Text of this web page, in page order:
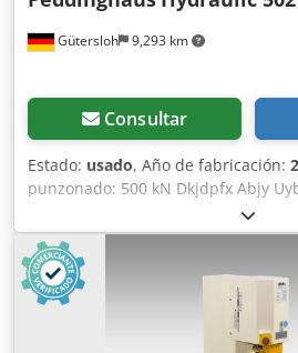
Gütersloh 9,293 km
Consultar
Estado: usado, Año de fabricación:
punzonado: 500 kN Dkjdpfx Abjy
ejemplo, un agujero de 20 mm en
mesa de apoyo WBL con topes
mediante pedal Surtido de
precio